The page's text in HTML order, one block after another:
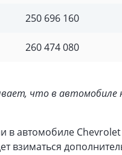
250 696 160
260 474 080
что в
автомобиле Chevrolet
взиматься